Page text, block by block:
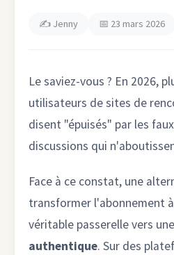
✍️ Jenny 📅 23 mars 2026
Le saviez-vous ? En 2026,
utilisateurs de sites de
disent "épuisés" par les
discussions qui
Face à ce constat, une
transformer l'abonnement
véritable passerelle vers une
authentique. Sur des